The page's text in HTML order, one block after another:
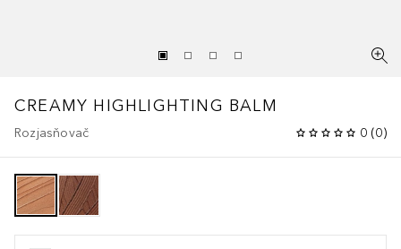
CREAMY HIGHLIGHTING BALM
Rozjasňovač 0 (0)